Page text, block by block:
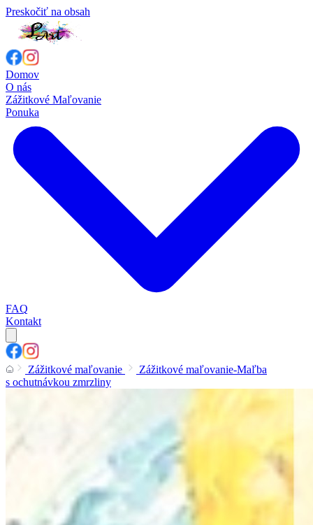
Preskočiť na obsah
Domov
O nás
Zážitkové Maľovanie
Ponuka
FAQ
Kontakt
Zážitkové maľovanie
Zážitkové maľovanie-Maľba
s ochutnávkou zmrzliny